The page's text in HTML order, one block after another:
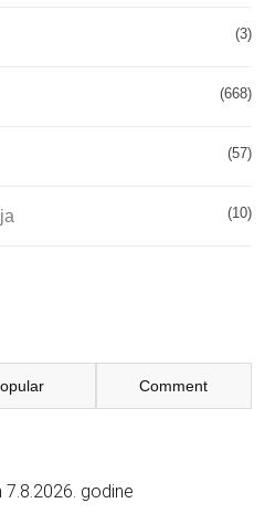
(3)
(668)
(57)
(10)
Comment
7.8.2026. godine